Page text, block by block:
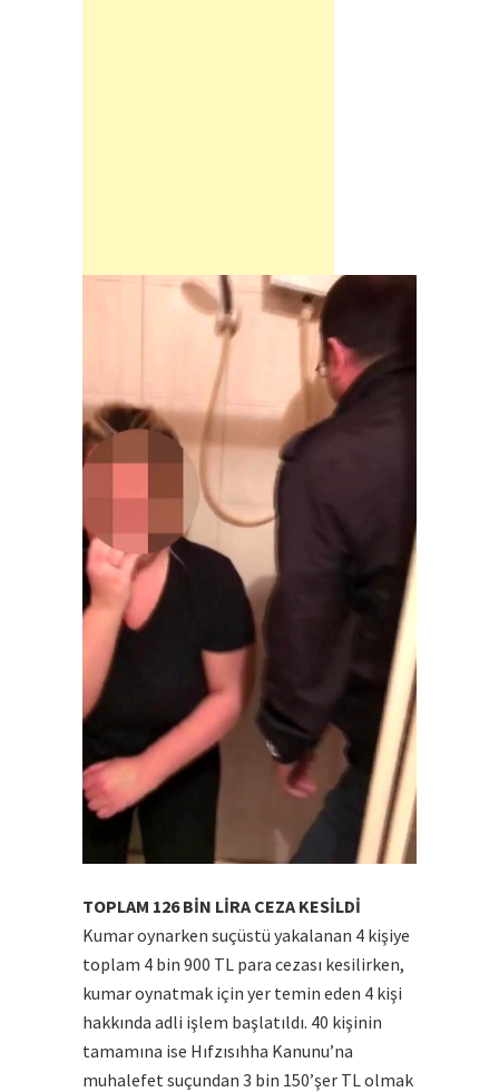
TOPLAM 126 BİN LİRA CEZA KESİLDİ
Kumar oynarken suçüstü yakalanan 4 kişiye
toplam 4 bin 900 TL para cezası kesilirken,
kumar oynatmak için yer temin eden 4 kişi
hakkında adli işlem başlatıldı. 40 kişinin
tamamına ise Hıfzısıhha Kanunu’na
muhalefet suçundan 3 bin 150’şer TL olmak